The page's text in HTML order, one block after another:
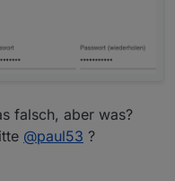
falsch, aber was?
@paul53 ?